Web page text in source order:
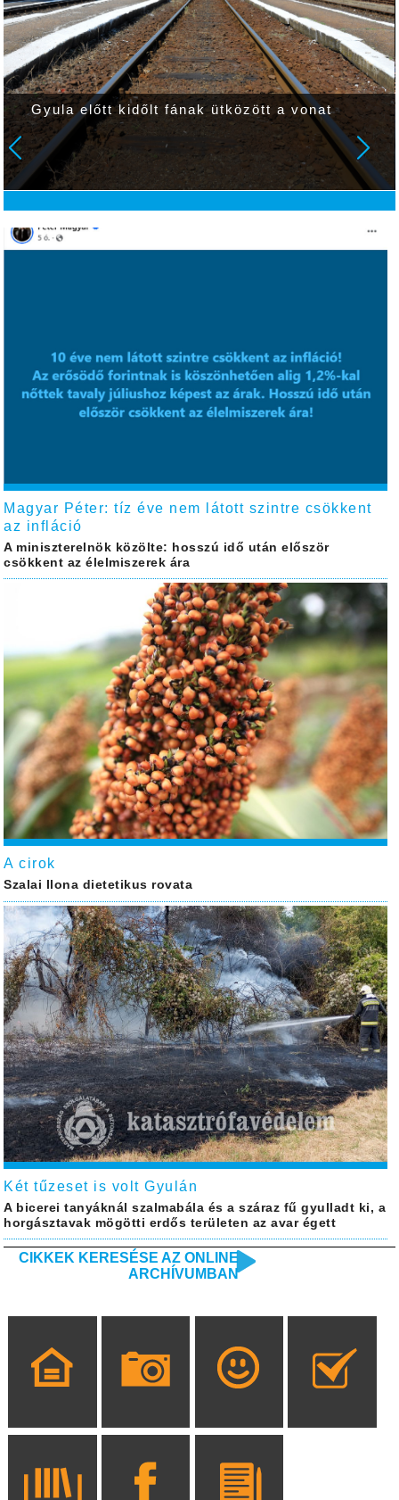
Gyula előtt kidőlt fának ütközött a vonat
Magyar Péter: tíz éve nem látott szintre csökkent
az infláció
A miniszterelnök közölte: hosszú idő után először
csökkent az élelmiszerek ára
A cirok
Szalai Ilona dietetikus rovata
Két tűzeset is volt Gyulán
A bicerei tanyáknál szalmabála és a száraz fű gyulladt ki, a
horgásztavak mögötti erdős területen az avar égett
CIKKEK KERESÉSE AZ ONLINE
ARCHÍVUMBAN